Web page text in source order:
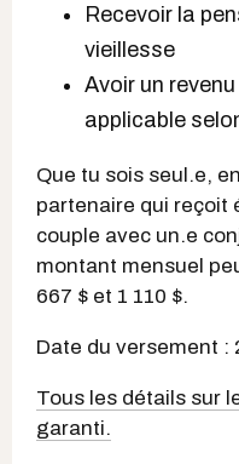
Recevoir la
vieillesse
Avoir un
applicable
Que tu sois seul.e,
partenaire qui reçoit
couple avec un.e
montant mensuel
667 $ et 1 110 $.
Date du versement :
Tous les détails sur
garanti.